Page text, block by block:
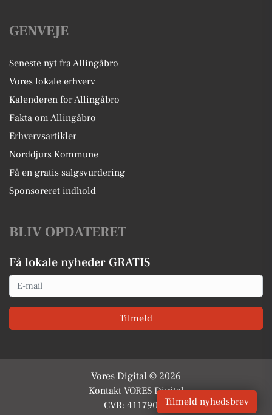
GENVEJE
Seneste nyt fra Allingåbro
Vores lokale erhverv
Kalenderen for Allingåbro
Fakta om Allingåbro
Erhvervsartikler
Norddjurs Kommune
Få en gratis salgsvurdering
Sponsoreret indhold
BLIV OPDATERET
Få lokale nyheder GRATIS
Email
Tilmeld
Vores Digital © 2026
Kontakt VORES Digital
CVR: 41179082Tilmeld nyhedsbrev